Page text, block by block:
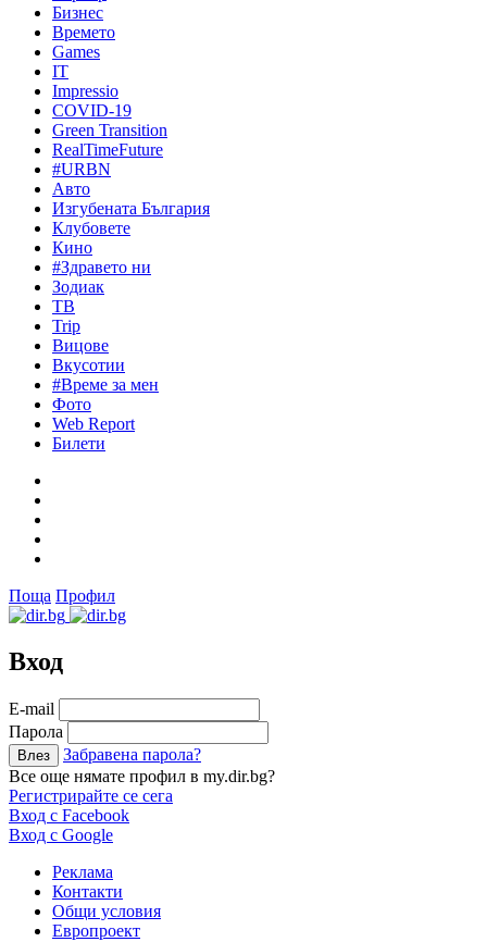
Бизнес
Времето
Games
IT
Impressio
COVID-19
Green Transition
RealTimeFuture
#URBN
Авто
Изгубената България
Клубовете
Кино
#Здравето ни
Зодиак
ТВ
Trip
Вицове
Вкусотии
#Време за мен
Фото
Web Report
Билети
Поща Профил
Вход
Е-mail
Парола
Забравена парола?
Все още нямате профил в my.dir.bg?
Регистрирайте се сега
Вход с Facebook
Вход с Google
Реклама
Контакти
Общи условия
Европроект